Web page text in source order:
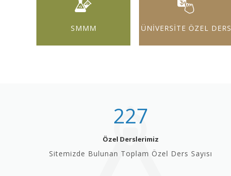
SMMM ÜNİVERSİTE ÖZEL DERS
227
Özel Derslerimiz
Sitemizde Bulunan Toplam Özel Ders Sayısı